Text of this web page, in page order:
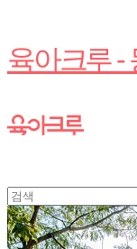
육아크루 -